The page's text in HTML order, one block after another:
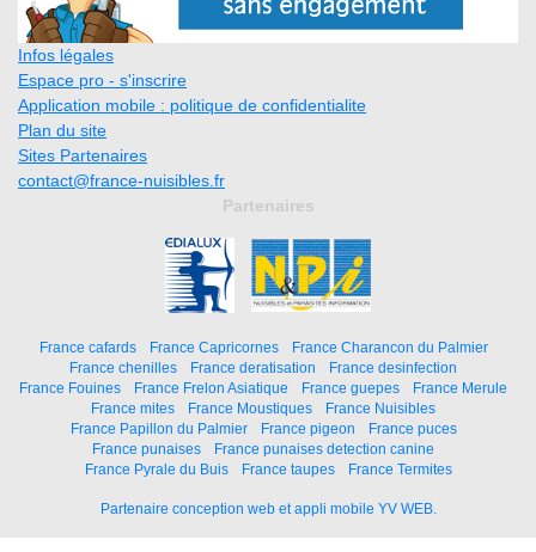
Infos légales
Espace pro - s'inscrire
Application mobile : politique de confidentialite
Plan du site
Sites Partenaires
contact@france-nuisibles.fr
Partenaires
France cafards France Capricornes
France Charancon du Palmier
France chenilles
France deratisation
France desinfection
France Fouines
France Frelon Asiatique France guepes
France Merule
France mites
France Moustiques
France Nuisibles
France Papillon du Palmier
France pigeon
France puces
France punaises
France punaises detection canine
France Pyrale du Buis
France taupes France Termites
Partenaire conception web et appli mobile YV WEB.